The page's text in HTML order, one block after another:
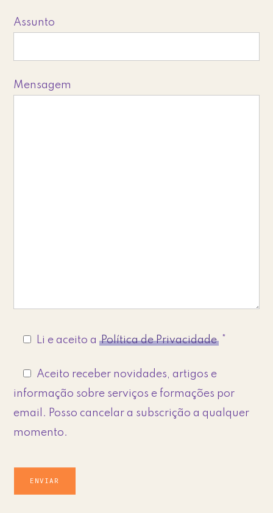
Assunto
Mensagem
Li e aceito aPolítica de Privacidade *
Aceito receber novidades, artigos e
informação sobre serviços e formações por
email. Posso cancelar a subscrição a qualquer
momento.